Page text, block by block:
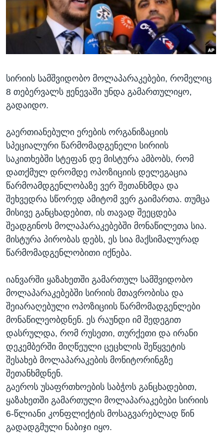
ᲡᲢᲣᲓᲘᲐ ᲕᲐᲨᲘᲜᲒᲢᲝᲜᲘ
ᲔᲙᲝᲜᲝᲛᲘᲙᲐ
ᲯᲐᲜᲛᲠᲗᲔᲚᲝᲑᲐ
ᲙᲣᲚᲢᲣᲠᲐ
ᲒᲐᲚᲘᲚᲔᲝ
Learning English
ᲗᲕᲐᲚᲘ ᲒᲕᲐᲓᲔᲕᲜᲔᲗ
ენები
სირიის სამშვიდობო მოლაპარაკებები, რომელიც
8 თებერვალს ჟენევაში უნდა გამართულიყო,
გადაიდო.
გაერთიანებული ერების ორგანიზაციის
სპეციალური წარმომადგენელი სირიის
საკითხებში სტეფან დე მისტურა ამბობს, რომ
დათქმულ დრომდე ოპოზიციის დელეგაცია
წარმოამდგენლობაზე ვერ შეთანხმდა და
შეხვედრა სწორედ ამიტომ ვერ გაიმართა. თუმცა
მისივე განცხადებით, ის თავად შეეცდება
შეადგინოს მოლაპარაკებებში მონაწილეთა სია.
მისტურა პირობას დებს, ეს სია მაქსიმალურად
წარმომადგენლობითი იქნება.
იანვარში ყაზახეთში გამართულ სამშვიდობო
მოლაპარაკებებში სირიის მთავრობისა და
შეიარაღებული ოპოზიციის წარმომადგენლები
მონაწილეობდნენ. ეს რაუნდი იმ შედეგით
დასრულდა, რომ რუსეთი, თურქეთი და ირანი
დეკემბერში მიღწეული ცეცხლის შეწყვეტის
შესახებ მოლაპარაკების მონიტორინგზე
შეთანხმდნენ.
გაეროს უსაფრთხოების საბჭოს განცხადებით,
ყაზახეთში გამართული მოლაპარაკებები სირიის
6-წლიანი კონფლიქტის მოსაგვარებლად წინ
გადადგმული ნაბიჯი იყო.